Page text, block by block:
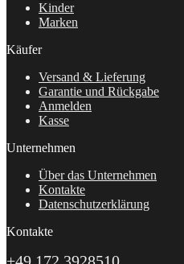
Kinder
Marken
Käufer
Versand & Lieferung
Garantie und Rückgabe
Anmelden
Kasse
Unternehmen
Über das Unternehmen
Kontakte
Datenschutzerklärung
Kontakte